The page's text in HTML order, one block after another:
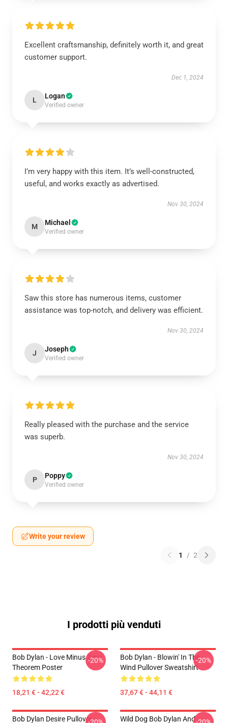
Excellent craftsmanship, definitely worth it, and great
customer support.
Dec 1, 2024
L Logan
Verified owner
I’m very happy with this item. It’s well-constructed,
useful, and works exactly as advertised.
Nov 30, 2024
M Michael
Verified owner
Saw this store has numerous items, customer
assistance was top-notch, and delivery was efficient.
Nov 30, 2024
J Joseph
Verified owner
Really pleased with the purchase and the service
was superb.
Nov 30, 2024
P Poppy
Verified owner
Write your review
1 / 2
I prodotti più venduti
Bob Dylan - Love Minus Zero
Theorem Poster
18,21 € - 42,22 €
-20%
Bob Dylan - Blowin' In The
Wind Pullover Sweatshirt
37,67 € - 44,11 €
-20%
Bob Dylan Desire Pullover
Wild Dog Bob Dylan And